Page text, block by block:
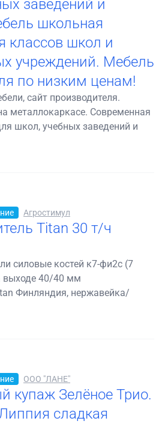
заведений и
школьная
классов школ и
учреждений. Мебель
по низким ценам!
сайт производителя.
металлокаркасе. Современная
школ, учебных заведений и
Агростимул
Titan 30 т/ч
силовые костей к7-фи2с (7
выходе 40/40 мм
Финляндия, нержавейка/
ООО "ЛАНЕ"
купаж Зелёное Трио.
сладкая